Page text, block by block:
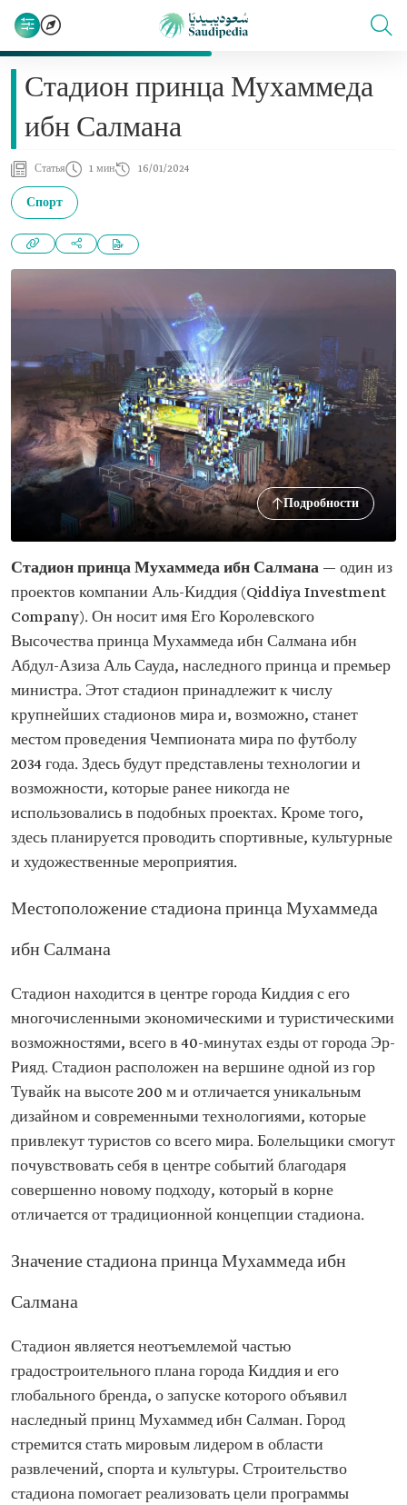
Стадион принца Мухаммеда
ибн Салмана
Статья 1 мин 16/01/2024
Спорт
Подробности
Стадион принца Мухаммеда ибн Салмана — один из
проектов компании Аль-Киддия (Qiddiya Investment
Company). Он носит имя Его Королевского
Высочества принца Мухаммеда ибн Салмана ибн
Абдул-Азиза Аль Сауда, наследного принца и премьер
министра. Этот стадион принадлежит к числу
крупнейших стадионов мира и, возможно, станет
местом проведения Чемпионата мира по футболу
2034 года. Здесь будут представлены технологии и
возможности, которые ранее никогда не
использовались в подобных проектах. Кроме того,
здесь планируется проводить спортивные, культурные
и художественные мероприятия.
Местоположение стадиона принца Мухаммеда
ибн Салмана
Стадион находится в центре города Киддия с его
многочисленными экономическими и туристическими
возможностями, всего в 40-минутах езды от города Эр-
Рияд. Стадион расположен на вершине одной из гор
Тувайк на высоте 200 м и отличается уникальным
дизайном и современными технологиями, которые
привлекут туристов со всего мира. Болельщики смогут
почувствовать себя в центре событий благодаря
совершенно новому подходу, который в корне
отличается от традиционной концепции стадиона.
Значение стадиона принца Мухаммеда ибн
Салмана
Стадион является неотъемлемой частью
градостроительного плана города Киддия и его
глобального бренда, о запуске которого объявил
наследный принц Мухаммед ибн Салман. Город
стремится стать мировым лидером в области
развлечений, спорта и культуры. Строительство
стадиона помогает реализовать цели программы